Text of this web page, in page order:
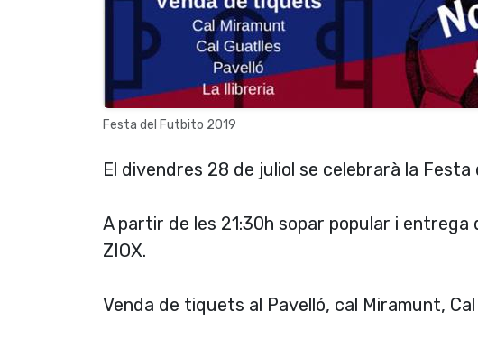
Festa del Futbito 2019
El divendres 28 de juliol se celebrarà la
A partir de les 21:30h sopar popular i
ZIOX.
Venda de tiquets al Pavelló, cal Miramunt,